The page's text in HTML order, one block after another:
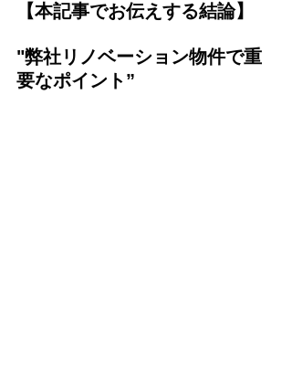
【本記事でお伝えする結論】
"弊社リノベーション物件で重
要なポイント”